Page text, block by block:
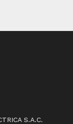
S.A.C.